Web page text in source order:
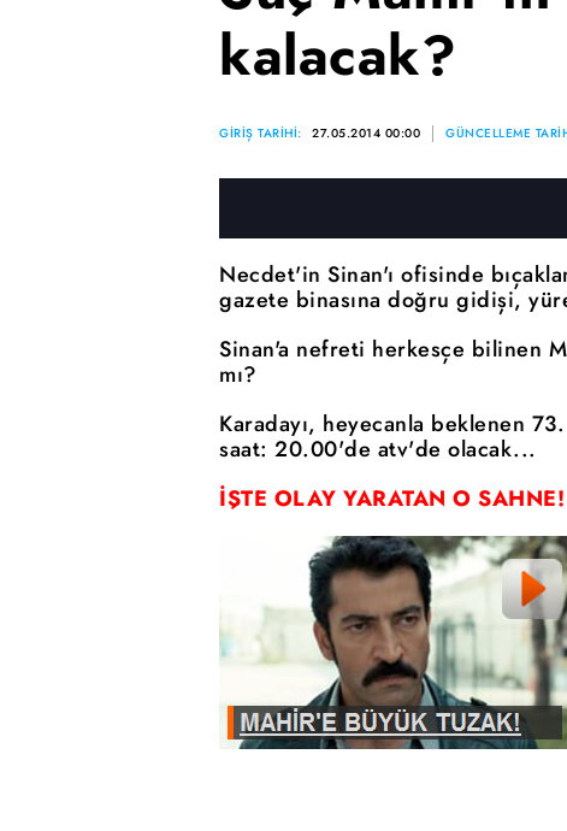
kalacak?
GİRİŞ TARİHİ: 27.05.2014 00:00 GÜNCELLEME
Necdet'in Sinan'ı ofisinde
gazete binasına doğru gidişi,
Sinan'a nefreti herkesçe bilinen
mı?
Karadayı, heyecanla beklenen
saat: 20.00'de atv'de olacak...
İŞTE OLAY YARATAN O SAHNE!